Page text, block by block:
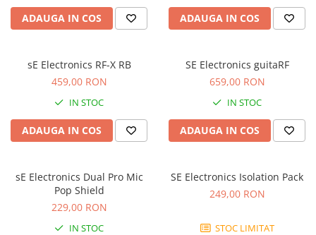
Proiectoare
Scene şi Ring-uri de Dans
Instrumente Muzicale
Chitare si bass
Claviaturi
Instrumente cu arcus
Instrumente de percutie
Instrumente si jucarii pentru copii
Instrumente traditionale
ADAUGA IN COS ADAUGA IN COS
sE Electronics RF-X RB
459,00 RON
IN STOC
ADAUGA IN COS
SE Electronics guitaRF
659,00 RON
IN STOC
ADAUGA IN COS
sE Electronics Dual Pro Mic
Pop Shield
229,00 RON
IN STOC
SE Electronics Isolation Pack
249,00 RON
STOC LIMITAT